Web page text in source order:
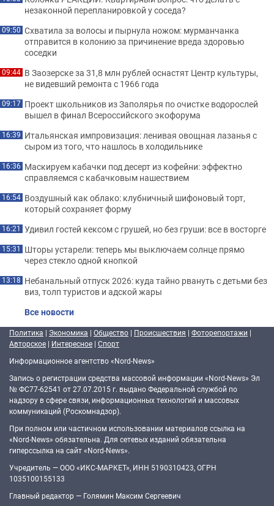
незаконной перепланировкой у соседа?
09:50 Схватила за волосы и пырнула ножом: мурманчанка
отправится в колонию за причинение вреда здоровью
соседки
09:44 В Заозерске за 31,8 млн рублей оснастят Центр культуры,
не видевший ремонта с 1966 года
09:17 Проект школьников из Заполярья по очистке водорослей
вышел в финал Всероссийского экофорума
16:39 Итальянская импровизация: ленивая овощная лазанья с
сыром из того, что нашлось в холодильнике
16:36 Маскируем кабачки под десерт из кофейни: эффектно
справляемся с кабачковым нашествием
16:54 Воздушный как облако: клубничный шифоновый торт,
который сохраняет форму
16:21 Удивил гостей кексом с грушей, но без груши: все в восторге
15:31 Шторы устарели: теперь мы выключаем солнце прямо
через стекло одной кнопкой
13:18 Небанальный отпуск 2026: куда тайно рвануть с детьми без
виз, толп туристов и адской жары
Все новости
Политика | Экономика | Общество | Происшествия | Фоторепортажи |
Авторское | Интересное | Спорт
Информационное агентство «Nord-News»
Запись о регистрации средства массовой информации «Nord-News» Эл
№ ФС77-62541 от 27.07.2015 г. выдано Федеральной службой по
надзору в сфере связи, информационных технологий и массовых
коммуникаций (Роскомнадзор).
При полном или частичном использовании материалов ссылка на
«Nord-News» обязательна. Для сетевых изданий обязательна
гиперссылка на сайт «Nord-News».
Учредитель — ООО «ИКС-МАРКЕТ», ИНН 5190310423, ОГРН
1035100155133
Главный редактор — Голямин Максим Сергеевич